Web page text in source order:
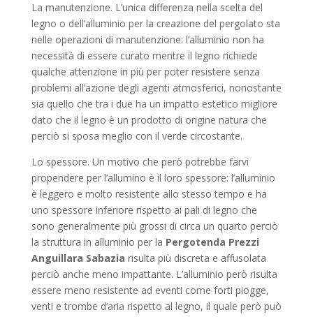
La manutenzione. L’unica differenza nella scelta del
legno o dell’alluminio per la creazione del pergolato sta
nelle operazioni di manutenzione: l’alluminio non ha
necessità di essere curato mentre il legno richiede
qualche attenzione in più per poter resistere senza
problemi all’azione degli agenti atmosferici, nonostante
sia quello che tra i due ha un impatto estetico migliore
dato che il legno è un prodotto di origine natura che
perciò si sposa meglio con il verde circostante.
Lo spessore. Un motivo che però potrebbe farvi
propendere per l’allumino è il loro spessore: l’alluminio
è leggero e molto resistente allo stesso tempo e ha
uno spessore inferiore rispetto ai pali di legno che
sono generalmente più grossi di circa un quarto perciò
la struttura in alluminio per la Pergotenda Prezzi
Anguillara Sabazia risulta più discreta e affusolata
perciò anche meno impattante. L’alluminio però risulta
essere meno resistente ad eventi come forti piogge,
venti e trombe d’aria rispetto al legno, il quale però può